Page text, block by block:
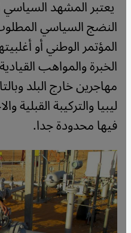
يعتبر المشهد السياسي
النضج السياسي
المؤتمر الوطني أو
الخبرة والمواهب
مهاجرين خارج البلد
ليبيا والتركيبة القبلية
فيها محدودة جدا.